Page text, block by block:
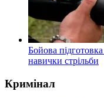
Бойова
навички стрільби
Кримінал